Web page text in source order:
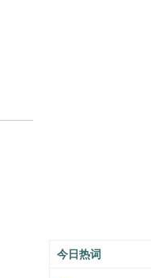
今日热词